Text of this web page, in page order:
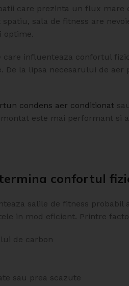
care prezinta un flux
sala de fitness are
optime.
care influenteaza confortul
De la lipsa necesarului de
condens aer conditionat
este mai performant si
confortul
salile de fitness
in mod eficient. Printre
de carbon
sau prea scazute